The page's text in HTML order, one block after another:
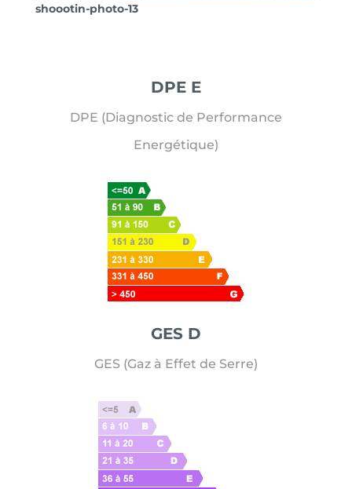
shoootin-photo-13
DPE E
DPE (Diagnostic de Performance
Energétique)
GES D
GES (Gaz à Effet de Serre)